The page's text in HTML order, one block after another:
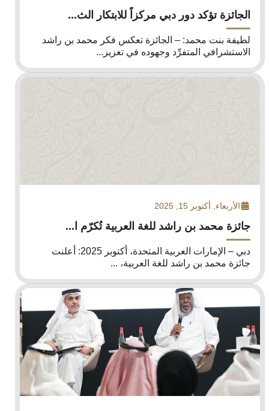
الجائزة تؤكد دور دبي مركزاً للابتكار الث...
لطيفة بنت محمد: – الجائزة تعكس فكر محمد بن راشد
الاستشرافي المتفرِّد وجهوده في تعزيز...
الأربعاء, أكتوبر 15, 2025
جائزة محمد بن راشد للغة العربية تُكرّم ا...
دبي – الإمارات العربية المتحدة، أكتوبر 2025: أعلنت
جائزة محمد بن راشد للغة العربية، ...